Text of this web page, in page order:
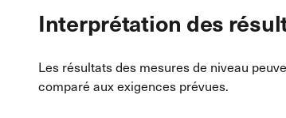
Interprétation des
Les résultats des mesures de niveau
comparé aux exigences prévues.